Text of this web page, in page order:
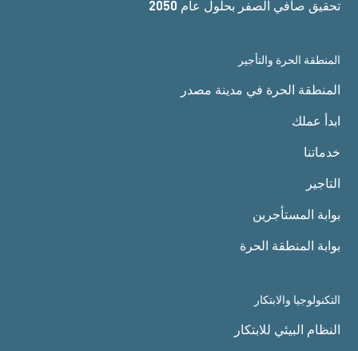
تحقيق صافي الصفر بحلول عام 2050
المنطقة الحرة والتأجير
المنطقة الحرة في مدينة مصدر
ابدأ عملك
خدماتنا
التاجير
بوابة المستأجرين
بوابة المنطقة الحرة
التكنولوجيا والابتكار
النظام البيئي للابتكار